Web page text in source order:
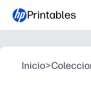
Printables
Inicio>